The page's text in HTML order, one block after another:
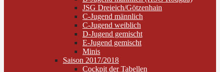
JSG Dreieich/Götzenhain
C-Jugend männlich
C-Jugend weiblich
D-Jugend gemischt
E-Jugend gemischt
Minis
Saison 2017/2018
Cockpit der Tabellen